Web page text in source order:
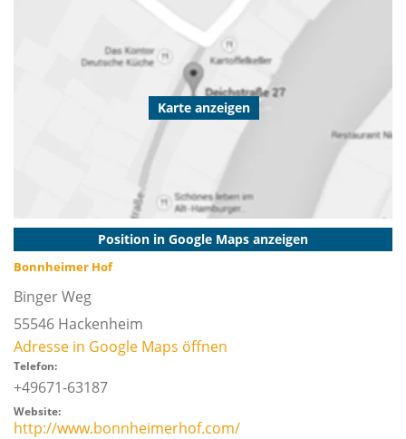
Karte anzeigen
Position in Google Maps anzeigen
Bonnheimer Hof
Binger Weg
55546 Hackenheim
Adresse in Google Maps öffnen
Telefon:
+49671-63187
Website:
http://www.bonnheimerhof.com/